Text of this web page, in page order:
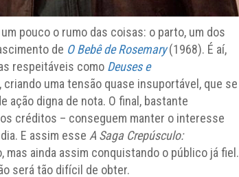
pouco o rumo das coisas: o parto, um dos
de O Bebê de Rosemary(1968). É aí,
respeitáveis como Deuses e
uma tensão quase insuportável, que se
ação digna de nota. O final, bastante
créditos – conseguem manter o interesse
E assim esse A Saga Crepúsculo:
ainda assim conquistando o público já fiel.
será tão difícil de obter.